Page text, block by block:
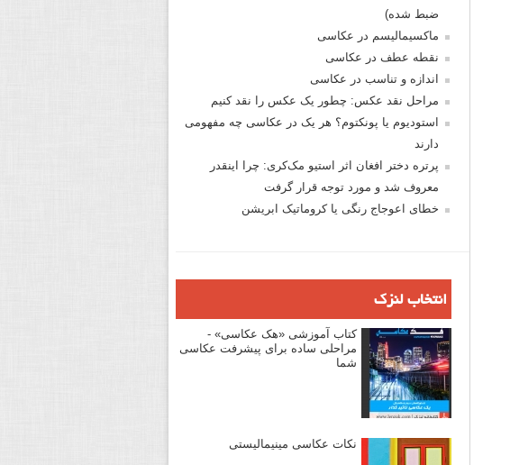
ضبط شده)
ماکسیمالیسم در عکاسی
نقطه عطف در عکاسی
اندازه و تناسب در عکاسی
مراحل نقد عکس: چطور یک عکس را نقد کنیم
استودیوم یا پونکتوم؟ هر یک در عکاسی چه مفهومی
دارند
پرتره دختر افغان اثر استیو مک‌کری: چرا اینقدر
معروف شد و مورد توجه قرار گرفت
خطای اعوجاج رنگی یا کروماتیک ابریشن
انتخاب لنزک
کتاب آموزشی «هک عکاسی» -
مراحلی ساده برای پیشرفت عکاسی
شما
نکات عکاسی مینیمالیستی